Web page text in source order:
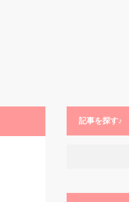
記事を探す♪